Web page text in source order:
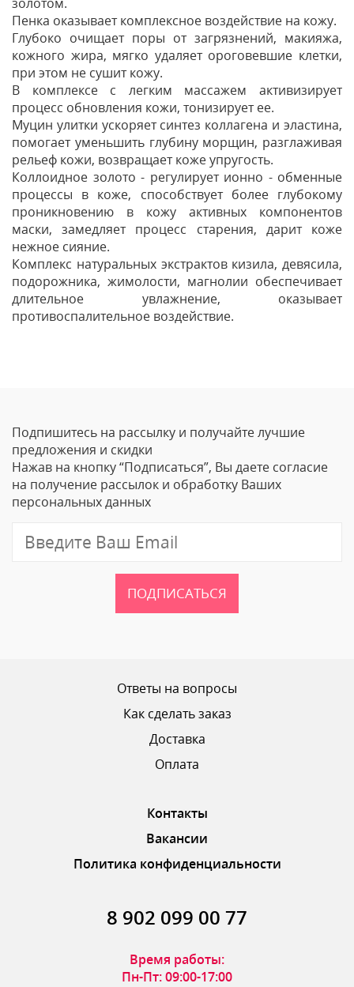
Пенка оказывает комплексное воздействие на кожу.
Глубоко очищает поры от загрязнений, макияжа,
кожного жира, мягко удаляет ороговевшие клетки,
при этом не сушит кожу.
В комплексе с легким массажем активизирует
процесс обновления кожи, тонизирует ее.
Муцин улитки ускоряет синтез коллагена и эластина,
помогает уменьшить глубину морщин, разглаживая
рельеф кожи, возвращает коже упругость.
Коллоидное золото - регулирует ионно - обменные
процессы в коже, способствует более глубокому
проникновению в кожу активных компонентов
маски, замедляет процесс старения, дарит коже
нежное сияние.
Комплекс натуральных экстрактов кизила, девясила,
подорожника, жимолости, магнолии обеспечивает
длительное увлажнение, оказывает
противоспалительное воздействие.
Ваше Имя
Email
ОТПРАВИТЬ ОТЗЫВ
Подпишитесь на рассылку и получайте лучшие
предложения и скидки
Нажав на кнопку “Подписаться”, Вы даете согласие
на получение рассылок и обработку Ваших
персональных данных
ПОДПИСАТЬСЯ
Ответы на вопросы
Как сделать заказ
Доставка
Оплата
Контакты
Вакансии
Политика конфиденциальности
8 902 099 00 77
Время работы:
Пн-Пт: 09:00-17:00